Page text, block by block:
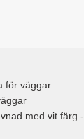
för väggar
med vit färg